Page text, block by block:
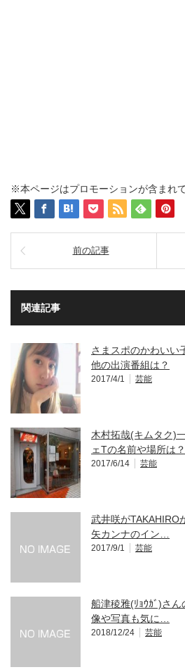
※本ページはプロモーションが含まれ
前の記事
関連記事
さまスポのかわいい
他の出演番組は？
2017/4/1 芸能
木村拓哉(キムタク)
ェTの名前や場所は
2017/6/14 芸能
武井咲がTAKAHIRO
矢カンナのイン…
2017/9/1 芸能
船津稜雅(ﾘｮｳｶﾞ)さ
像や写真も気に…
2018/12/24 芸能